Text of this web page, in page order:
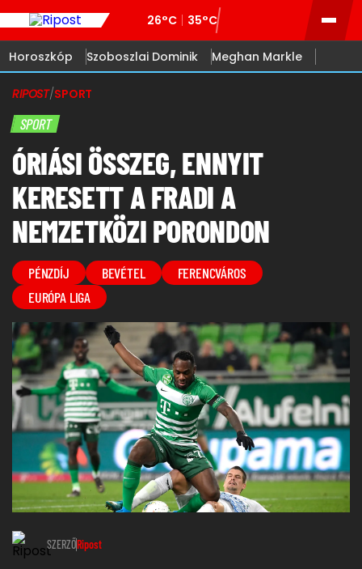
26°C 35°C
Horoszkóp Szoboszlai Dominik Meghan Markle
RIPOST/SPORT
SPORT
ÓRIÁSI ÖSSZEG, ENNYIT
KERESETT A FRADI A
NEMZETKÖZI PORONDON
PÉNZDÍJ BEVÉTEL
FERENCVÁROS
EURÓPA LIGA
SZERZŐRipost